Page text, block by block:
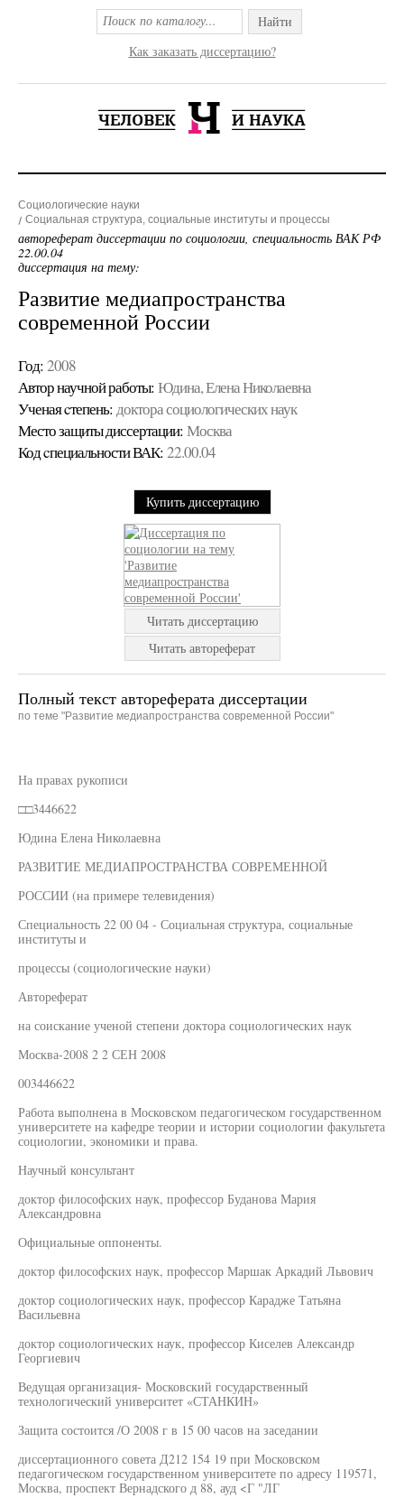
Найти
Как заказать диссертацию?
Социологические науки
Социальная структура, социальные институты и процессы
автореферат диссертации по социологии, специальность ВАК РФ
22.00.04
диссертация на тему:
Развитие медиапространства
современной России
Год: 2008
Автор научной работы: Юдина, Елена Николаевна
Ученая cтепень: доктора социологических наук
Место защиты диссертации: Москва
Код cпециальности ВАК: 22.00.04
Купить диссертацию
Читать диссертацию
Читать автореферат
Полный текст автореферата диссертации
по теме "Развитие медиапространства современной России"
На правах рукописи
□□3446622
Юдина Елена Николаевна
РАЗВИТИЕ МЕДИАПРОСТРАНСТВА СОВРЕМЕННОЙ
РОССИИ (на примере телевидения)
Специальность 22 00 04 - Социальная структура, социальные
институты и
процессы (социологические науки)
Автореферат
на соискание ученой степени доктора социологических наук
Москва-2008 2 2 СЕН 2008
003446622
Работа выполнена в Московском педагогическом государственном
университете на кафедре теории и истории социологии факультета
социологии, экономики и права.
Научный консультант
доктор философских наук, профессор Буданова Мария
Александровна
Официальные оппоненты.
доктор философских наук, профессор Маршак Аркадий Львович
доктор социологических наук, профессор Карадже Татьяна
Васильевна
доктор социологических наук, профессор Киселев Александр
Георгиевич
Ведущая организация- Московский государственный
технологический университет «СТАНКИН»
Защита состоится /О 2008 г в 15 00 часов на заседании
диссертационного совета Д212 154 19 при Московском
педагогическом государственном университете по адресу 119571,
Москва, проспект Вернадского д 88, ауд <Г "ЛГ